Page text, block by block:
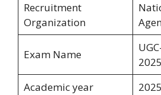
Recruitment
Organization
Exam Name
2025
Academic year
2025